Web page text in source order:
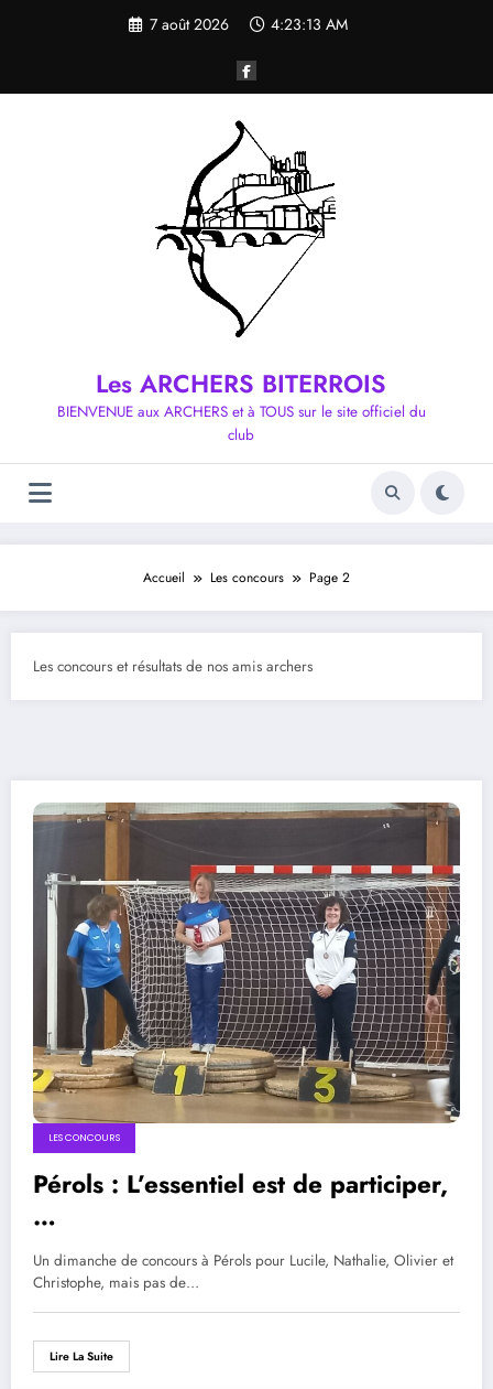
7 août 2026 4:23:14 AM
Les ARCHERS BITERROIS
BIENVENUE aux ARCHERS et à TOUS sur le site officiel du
club
Accueil Les concours Page 2
Les concours et résultats de nos amis archers
LES CONCOURS
Pérols : L’essentiel est de participer,
…
Un dimanche de concours à Pérols pour Lucile, Nathalie, Olivier et
Christophe, mais pas de…
Lire La Suite